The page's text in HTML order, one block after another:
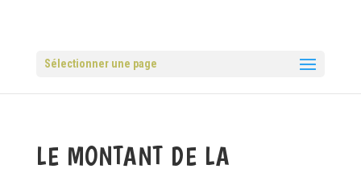
Sélectionner une page
LE MONTANT DE LA